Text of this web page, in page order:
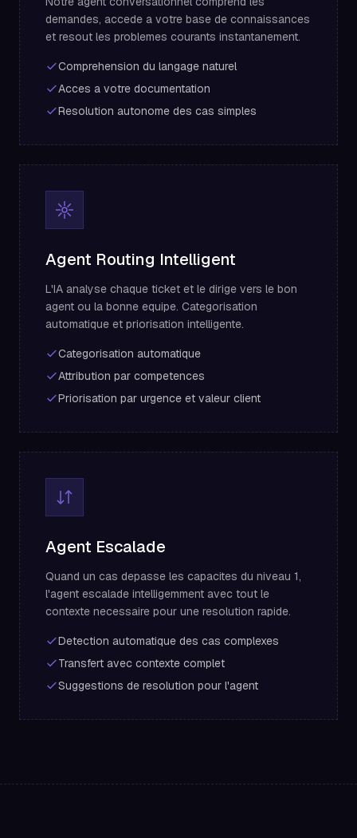
demandes, accede a votre base de connaissances
et resout les problemes courants instantanement.
Comprehension du langage naturel
Acces a votre documentation
Resolution autonome des cas simples
Agent Routing Intelligent
L'IA analyse chaque ticket et le dirige vers le bon
agent ou la bonne equipe. Categorisation
automatique et priorisation intelligente.
Categorisation automatique
Attribution par competences
Priorisation par urgence et valeur client
Agent Escalade
Quand un cas depasse les capacites du niveau 1,
l'agent escalade intelligemment avec tout le
contexte necessaire pour une resolution rapide.
Detection automatique des cas complexes
Transfert avec contexte complet
Suggestions de resolution pour l'agent